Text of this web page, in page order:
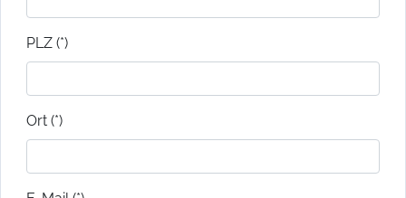
PLZ (*)
Ort (*)